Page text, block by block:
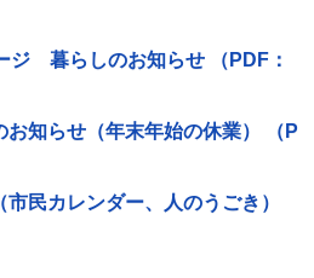
ジ 暮らしのお知らせ （PDF：
知らせ（年末年始の休業） （P
民カレンダー、人のうごき）